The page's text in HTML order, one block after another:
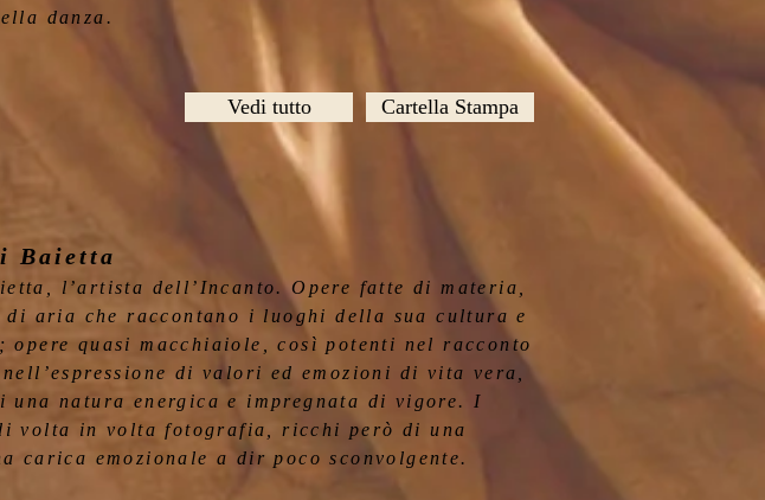
danza.
Vedi tutto Cartella Stampa
Baietta
l’artista dell’Incanto. Opere fatte di materia,
aria che raccontano i luoghi della sua cultura e
opere quasi macchiaiole, così potenti nel racconto
di valori ed emozioni di vita vera,
una natura energica e impregnata di vigore. I
volta in volta fotografia, ricchi però di una
carica emozionale a dir poco sconvolgente.